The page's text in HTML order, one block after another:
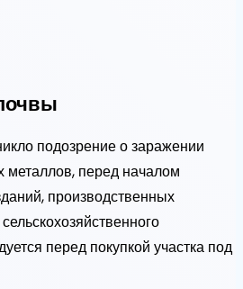
подозрение о заражении
металлов, перед началом
производственных
перед покупкой участка под